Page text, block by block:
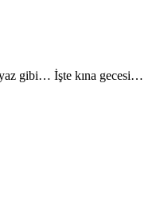
gibi… İşte kına gecesi…